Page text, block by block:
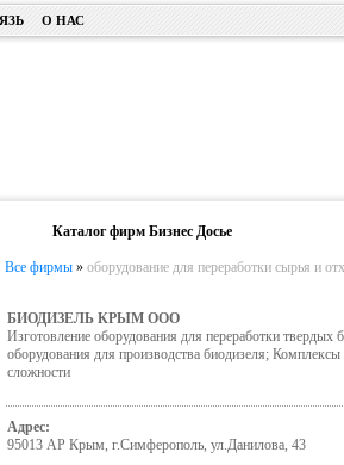
О НАС
Каталог фирм Бизнес Досье
Все фирмы» оборудование для переработки сырья и
БИОДИЗЕЛЬ КРЫМ ООО
Изготовление оборудования для переработки
оборудования для производства биодизеля;
сложности
Адрес:
95013 АР Крым, г.Симферополь, ул.Данилова, 43